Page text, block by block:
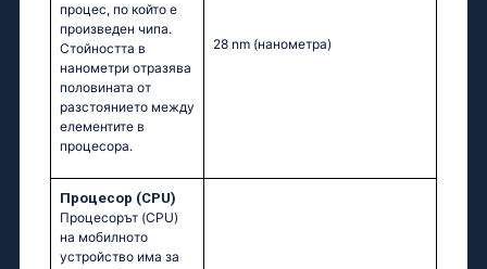
процес, по който е
произведен чипа.
Стойността в
нанометри отразява
половината от
разстоянието между
елементите в
процесора.
28 nm (нанометра)
Процесор (CPU)
Процесорът (CPU)
на мобилното
устройство има за